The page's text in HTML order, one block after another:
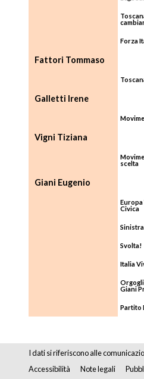
Forza
Fattori Tommaso
Galletti Irene
Vigni Tiziana
scelta
Giani Eugenio
Civica
Svolta!
Italia
Giani
Partito
I dati si riferiscono alle
Accessibilità
Note legali